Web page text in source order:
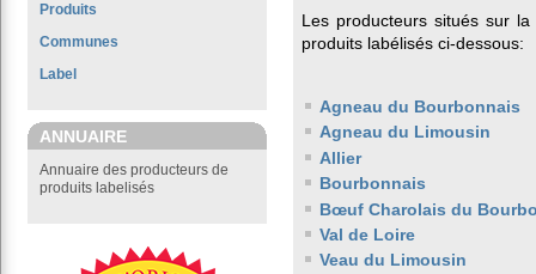
Produits
Communes
Label
ANNUAIRE
Annuaire des producteurs de
produits labelisés
Les producteurs situés sur
produits labélisés ci-dessous:
Agneau du Bourbonnais
Agneau du Limousin
Allier
Bourbonnais
Bœuf Charolais du
Val de Loire
Veau du Limousin